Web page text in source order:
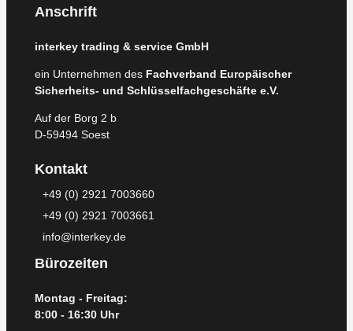
Anschrift
interkey trading & service GmbH
ein Unternehmen des Fachverband Europäischer
Sicherheits- und Schlüsselfachgeschäfte e.V.
Auf der Borg 2 b
D-59494 Soest
Kontakt
+49 (0) 2921 7003660
+49 (0) 2921 7003661
info@interkey.de
Bürozeiten
Montag - Freitag:
8:00 - 16:30 Uhr